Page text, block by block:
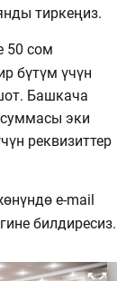
тиркеңиз.
50 сом
бүтүм үчүн
Башкача
эки
реквизиттер
e-mail
билдиресиз.